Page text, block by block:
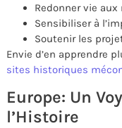
Redonner vie
Sensibiliser à
Soutenir les
Envie d’en apprendre
sites historiques
Europe: Un
l’Histoire